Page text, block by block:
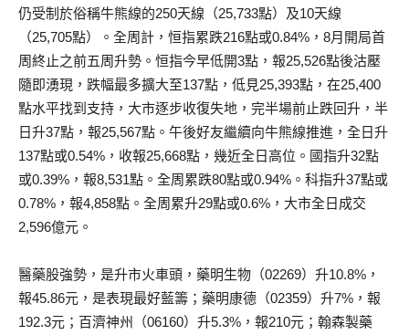
仍受制於俗稱牛熊線的250天線（25,733點）及10天線
（25,705點）。全周計，恒指累跌216點或0.84%，8月開局首
周終止之前五周升勢。恒指今早低開3點，報25,526點後沽壓
隨即湧現，跌幅最多擴大至137點，低見25,393點，在25,400
點水平找到支持，大市逐步收復失地，完半場前止跌回升，半
日升37點，報25,567點。午後好友繼續向牛熊線推進，全日升
137點或0.54%，收報25,668點，幾近全日高位。國指升32點
或0.39%，報8,531點。全周累跌80點或0.94%。科指升37點或
0.78%，報4,858點。全周累升29點或0.6%，大市全日成交
2,596億元。
醫藥股強勢，是升市火車頭，藥明生物（02269）升10.8%，
報45.86元，是表現最好藍籌；藥明康德（02359）升7%，報
192.3元；百濟神州（06160）升5.3%，報210元；翰森製藥